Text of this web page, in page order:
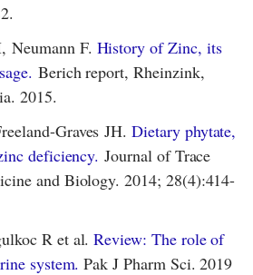
Neumann F. History of Zinc, its
Berich report, Rheinzink,
2015.
Graves JH.Dietary phytate,
deficiency. Journal of Trace
and Biology. 2014; 28(4):414-
R et al.Review: The role of
system. Pak J Pharm Sci. 2019